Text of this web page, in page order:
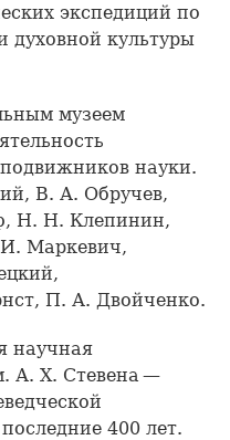
экспедиций по
духовной культуры
музеем
науки.
В. А. Обручев,
Н. Н. Клепинин,
Маркевич,
П. А. Двойченко.
научная
А. Х. Стевена —
400 лет.